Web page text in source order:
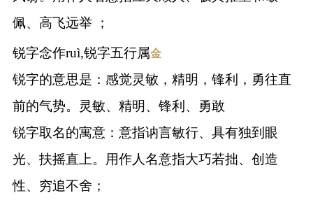
佩、高飞远举 ；
锐字念作ruì,锐字五行属金
锐字的意思是：感觉灵敏，精明，锋利，勇往直
前的气势。灵敏、精明、锋利、勇敢
锐字取名的寓意：意指讷言敏行、具有独到眼
光、扶摇直上。用作人名意指大巧若拙、创造
性、穷追不舍；